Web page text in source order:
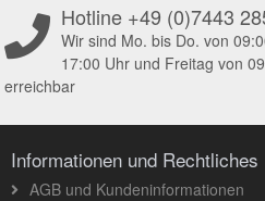
Hotline +49 (0)7443
Wir sind Mo. bis Do. von
17:00 Uhr und Freitag von
erreichbar
Informationen und Rechtliches
AGB und Kundeninformationen